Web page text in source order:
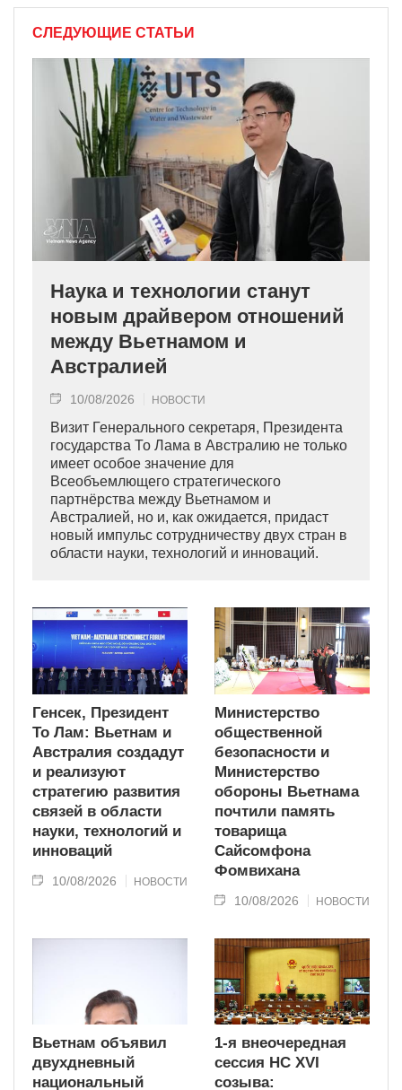
СЛЕДУЮЩИЕ СТАТЬИ
Наука и технологии станут
новым драйвером отношений
между Вьетнамом и
Австралией
10/08/2026 НОВОСТИ
Визит Генерального секретаря, Президента
государства То Лама в Австралию не только
имеет особое значение для
Всеобъемлющего стратегического
партнёрства между Вьетнамом и
Австралией, но и, как ожидается, придаст
новый импульс сотрудничеству двух стран в
области науки, технологий и инноваций.
Генсек, Президент
То Лам: Вьетнам и
Австралия создадут
и реализуют
стратегию развития
связей в области
науки, технологий и
инноваций
10/08/2026 НОВОСТИ
Министерство
общественной
безопасности и
Министерство
обороны Вьетнама
почтили память
товарища
Сайсомфона
Фомвихана
10/08/2026 НОВОСТИ
Вьетнам объявил
двухдневный
национальный
1-я внеочередная
сессия НС XVI
созыва: